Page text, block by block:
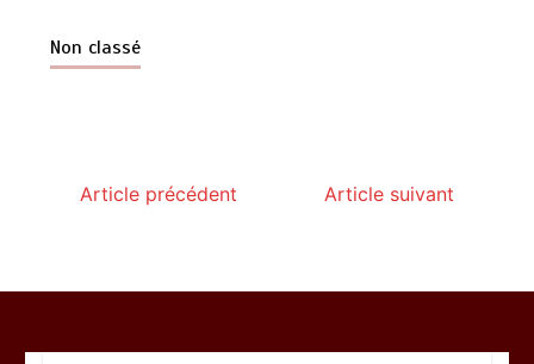
Non classé
Article précédent Article suivant